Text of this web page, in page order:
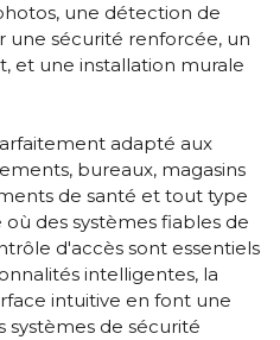
une détection de
sécurité renforcée, un
et une installation murale
adapté aux
bureaux, magasins
de santé et tout type
des systèmes fiables de
d'accès sont essentiels
intelligentes, la
intuitive en font une
de sécurité